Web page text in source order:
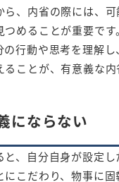
ら、内省の際には、
つめることが重要で
の行動や思考を理解し
ることが、有意義な
にならない
と、自分自身が設定
にこだわり、物事に固